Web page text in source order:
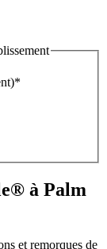
à Palm
et remorques de